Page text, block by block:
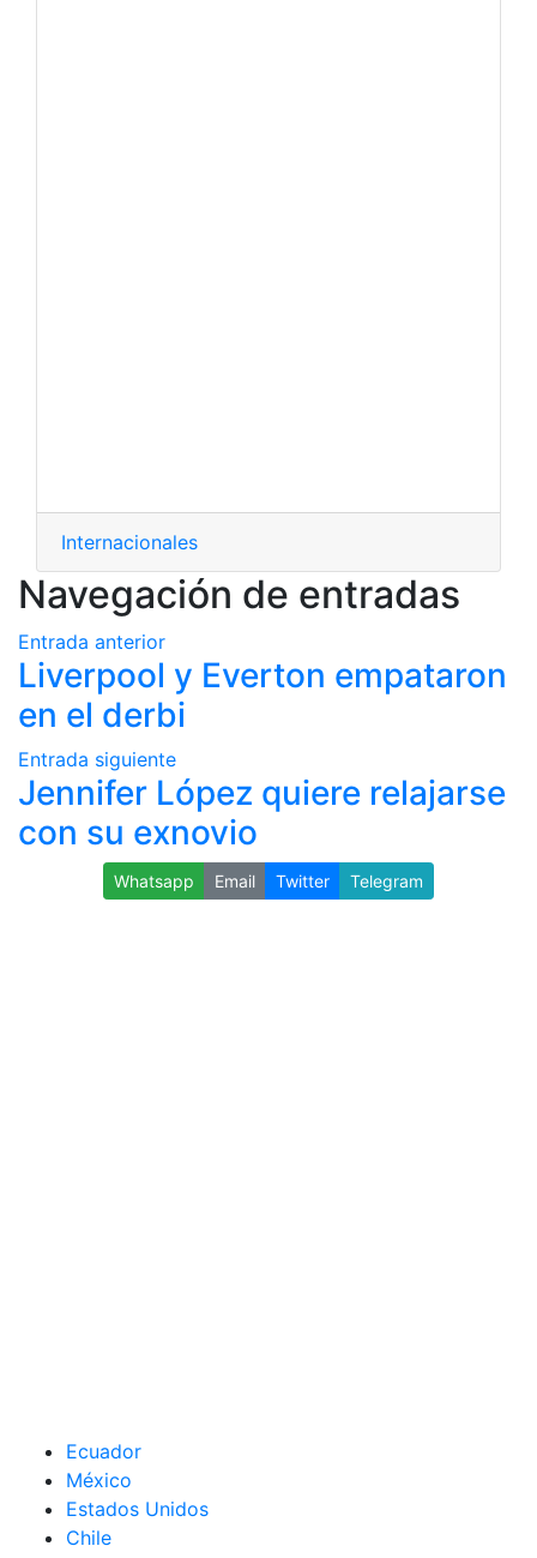
Internacionales
Navegación de entradas
Entrada anterior
Liverpool y Everton empataron
en el derbi
Entrada siguiente
Jennifer López quiere relajarse
con su exnovio
Whatsapp Email Twitter Telegram
Ecuador
México
Estados Unidos
Chile